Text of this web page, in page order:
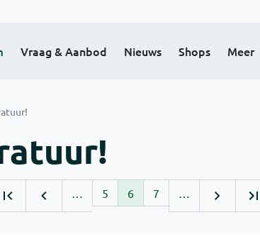
Vraag & Aanbod Nieuws Shops Meer
… 5 6 7 …